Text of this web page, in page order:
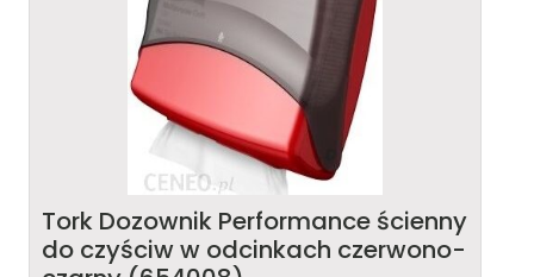
Tork Dozownik Performance ścienny
do czyściw w odcinkach czerwono-